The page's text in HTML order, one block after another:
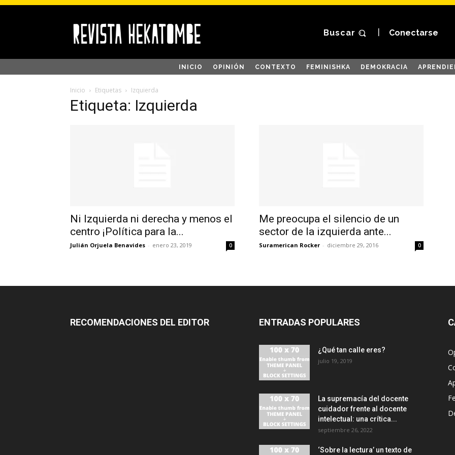
Buscar Conectarse
INICIO OPINIÓN CONTEXTO FEMINISHKA DEMOKRACIA
Inicio Etiquetas Izquierda
Etiqueta: Izquierda
Ni Izquierda ni derecha y menos el
centro ¡Política para la...
Julián Orjuela Benavides - enero 23, 2019 0
Me preocupa el silencio de un
sector de la izquierda ante...
Suramerican Rocker - diciembre 29, 2016 0
RECOMENDACIONES DEL EDITOR ENTRADAS POPULARES
¿Qué tan calle eres?
julio 19, 2019
La supremacía del docente
cuidador frente al docente
intelectual: una crítica...
septiembre 26, 2022
‘Sobre la lectura’ un texto de